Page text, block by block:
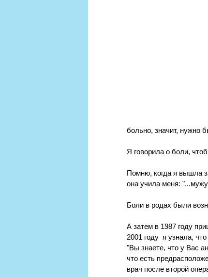
больно, значит, нужно
Я говорила о боли,
Помню, когда я вышла
она учила меня:
Боли в родах были
А затем в 1987 году
2001 году  я узнала,
"Вы знаете, что у Вас
что есть
врач после второй